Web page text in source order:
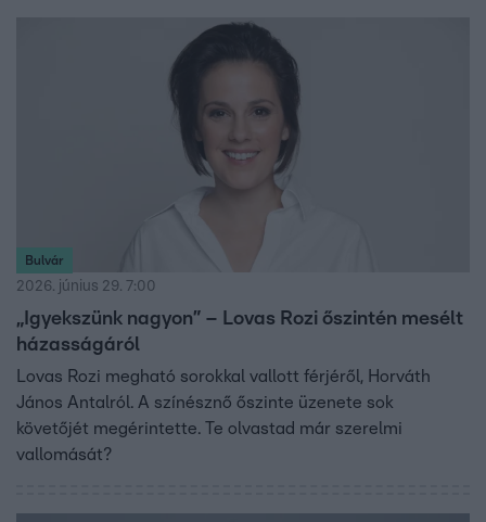
Bulvár
2026. június 29. 7:00
„Igyekszünk nagyon” – Lovas Rozi őszintén mesélt
házasságáról
Lovas Rozi megható sorokkal vallott férjéről, Horváth
János Antalról. A színésznő őszinte üzenete sok
követőjét megérintette. Te olvastad már szerelmi
vallomását?